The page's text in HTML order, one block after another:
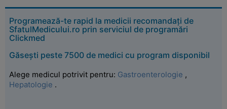
Programează-te rapid la medicii recomandați de
SfatulMedicului.ro prin serviciul de programări
Clickmed
Găsești peste 7500 de medici cu program disponibil
Alege medicul potrivit pentru: Gastroenterologie ,
Hepatologie .